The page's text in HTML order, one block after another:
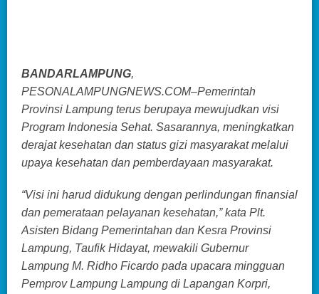
BANDARLAMPUNG,
PESONALAMPUNGNEWS.COM–Pemerintah
Provinsi Lampung terus berupaya mewujudkan visi
Program Indonesia Sehat. Sasarannya, meningkatkan
derajat kesehatan dan status gizi masyarakat melalui
upaya kesehatan dan pemberdayaan masyarakat.
“Visi ini harud didukung dengan perlindungan finansial
dan pemerataan pelayanan kesehatan,” kata Plt.
Asisten Bidang Pemerintahan dan Kesra Provinsi
Lampung, Taufik Hidayat, mewakili Gubernur
Lampung M. Ridho Ficardo pada upacara mingguan
Pemprov Lampung Lampung di Lapangan Korpri,